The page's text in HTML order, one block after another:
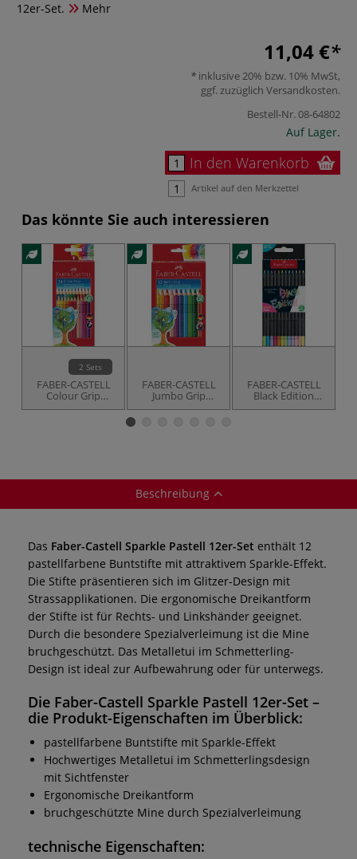
12er-Set.
Mehr
11,04 €
inklusive 20% bzw. 10% MwSt,
ggf. zuzüglich Versandkosten.
Bestell-Nr.08-64802
Auf Lager.
In den Warenkorb
Artikel auf den Merkzettel
Das könnte Sie auch interessieren
2 Sets
FABER-CASTELL
Colour Grip
Farbstifte-Sets
FABER-CASTELL
Jumbo Grip
Farbstifte-Set
FABER-CASTELL
Black Edition
Buntstifte Neon &
Beschreibung
Das Faber-Castell Sparkle Pastell 12er-Set enthält 12
pastellfarbene Buntstifte mit attraktivem Sparkle-Effekt.
Die Stifte präsentieren sich im Glitzer-Design mit
Strassapplikationen. Die ergonomische Dreikantform
der Stifte ist für Rechts- und Linkshänder geeignet.
Durch die besondere Spezialverleimung ist die Mine
bruchgeschützt. Das Metalletui im Schmetterling-
Design ist ideal zur Aufbewahrung oder für unterwegs.
Die Faber-Castell Sparkle Pastell 12er-Set –
die Produkt-Eigenschaften im Überblick:
pastellfarbene Buntstifte mit Sparkle-Effekt
Hochwertiges Metalletui im Schmetterlingsdesign
mit Sichtfenster
Ergonomische Dreikantform
bruchgeschützte Mine durch Spezialverleimung
technische Eigenschaften: